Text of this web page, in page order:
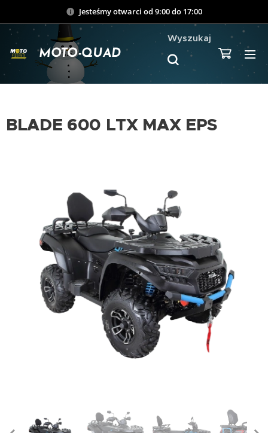
Jesteśmy otwarci od 9:00 do 17:00
MOTO-QUAD
Wyszukaj
BLADE 600 LTX MAX EPS